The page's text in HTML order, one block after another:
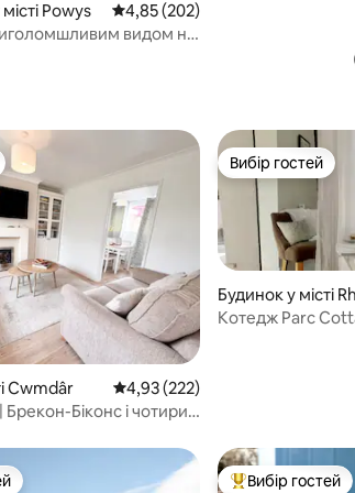
Powys Середня оцінка: 4,85 з 5,
4,85 (202)
видом на
Cwmdâr Середня оцінка: 4,93 з 5,
4,93 (222)
Біконс і чотири
Вибір гостей
Вибір гостей
Будинок у місті
non Taff
Котедж Parc
Вибір гостей